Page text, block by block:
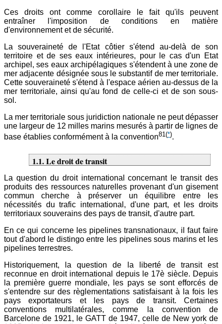
Ces droits ont comme corollaire le fait qu'ils peuvent
entraîner l'imposition de conditions en matière
d'environnement et de sécurité.
La souveraineté de l'Etat côtier s'étend au-delà de son
territoire et de ses eaux intérieures, pour le cas d'un Etat
archipel, ses eaux archipélagiques s'étendent à une zone de
mer adjacente désignée sous le substantif de mer territoriale.
Cette souveraineté s'étend à l'espace aérien au-dessus de la
mer territoriale, ainsi qu'au fond de celle-ci et de son sous-
sol.
La mer territoriale sous juridiction nationale ne peut dépasser
une largeur de 12 milles marins mesurés à partir de lignes de
base établies conformément à la convention81(*).
1.1. Le droit de transit
La question du droit international concernant le transit des
produits des ressources naturelles provenant d'un gisement
commun cherche à préserver un équilibre entre les
nécessités du trafic international, d'une part, et les droits
territoriaux souverains des pays de transit, d'autre part.
En ce qui concerne les pipelines transnationaux, il faut faire
tout d'abord le distingo entre les pipelines sous marins et les
pipelines terrestres.
Historiquement, la question de la liberté de transit est
reconnue en droit international depuis le 17è siècle. Depuis
la première guerre mondiale, les pays se sont efforcés de
s'entendre sur des règlementations satisfaisant à la fois les
pays exportateurs et les pays de transit. Certaines
conventions multilatérales, comme la convention de
Barcelone de 1921, le GATT de 1947, celle de New york de